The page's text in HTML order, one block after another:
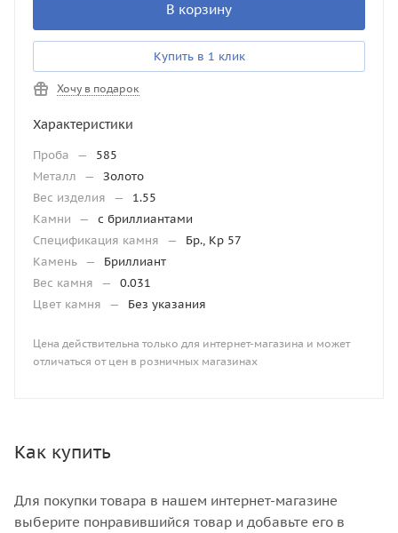
В корзину
Купить в 1 клик
Хочу в подарок
Характеристики
Проба —
585
Металл
—
Золото
Вес изделия
—
1.55
Камни
—
с бриллиантами
Спецификация камня
—
Бр., Кр 57
Камень —
Бриллиант
Вес камня
—
0.031
Цвет камня
— Без указания
Цена действительна только для интернет-магазина и может
отличаться от цен в розничных магазинах
Как купить
Для покупки товара в нашем интернет-магазине
выберите понравившийся товар и добавьте его в